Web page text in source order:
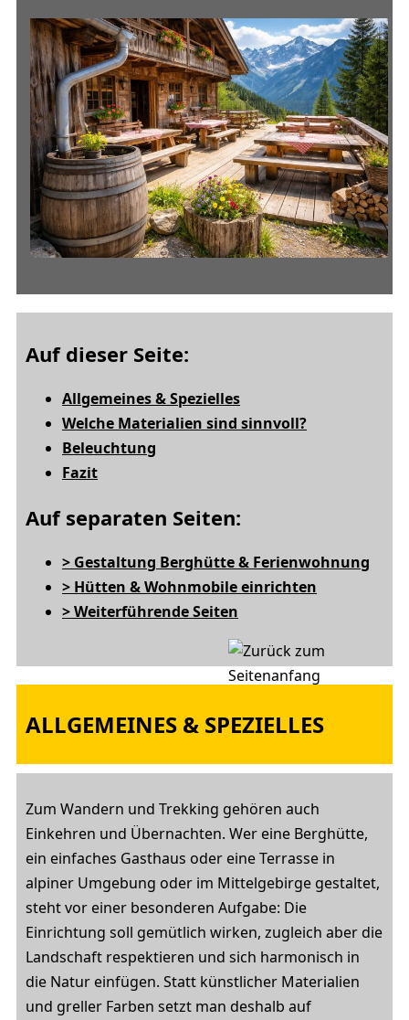
Auf dieser Seite:
Allgemeines & Spezielles
Welche Materialien sind sinnvoll?
Beleuchtung
Fazit
Auf separaten Seiten:
> Gestaltung Berghütte & Ferienwohnung
> Hütten & Wohnmobile einrichten
> Weiterführende Seiten
ALLGEMEINES & SPEZIELLES
Zum Wandern und Trekking gehören auch
Einkehren und Übernachten. Wer eine Berghütte,
ein einfaches Gasthaus oder eine Terrasse in
alpiner Umgebung oder im Mittelgebirge gestaltet,
steht vor einer besonderen Aufgabe: Die
Einrichtung soll gemütlich wirken, zugleich aber die
Landschaft respektieren und sich harmonisch in
die Natur einfügen. Statt künstlicher Materialien
und greller Farben setzt man deshalb auf